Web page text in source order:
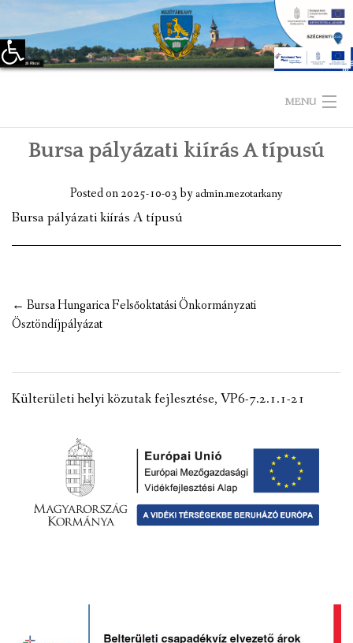
Eszköztár megnyitása
MENU
KEZDŐLAP
TELEPÜLÉSÜNKRŐL
LÁTNIVALÓK
ÖNKORMÁNYZAT
VÁLASZTÁSI INFORMÁCIÓK
TÁRSULÁS
PÁLYÁZATOK
HIRDETMÉNYEK
Bursa pályázati kiírás A típusú
Posted on2025-10-03byadmin.mezotarkany
Bursa pályázati kiírás A típusú
Post
navigation
← Bursa Hungarica Felsőoktatási Önkormányzati
Ösztöndíjpályázat
Külterületi helyi közutak fejlesztése, VP6-7.2.1.1-21